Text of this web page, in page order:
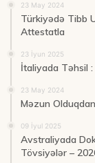
23 May 2024
Türkiyədə Tibb
Attestatla
23 İyun 2025
İtaliyada Təhsil
23 May 2024
Məzun
09 İyul 2025
Avstraliyada
Tövsiyələr –